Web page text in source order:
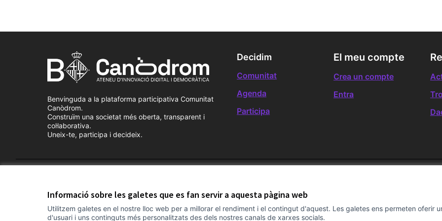
Informació sobre les galetes que es fan servir a aquesta pàgina web
Utilitzem galetes en el nostre lloc web per a millorar el rendiment i el contingut d'aquest. Les galetes ens permeten oferir
d'usuari i uns continguts més personalitzats des dels nostres canals de xarxes socials.
Benvinguda a la plataforma participativa Comunitat
Canòdrom.
Construïm una societat més oberta, transparent i
col·laborativa.
Uneix-te, participa i decideix.
Decidim
Comunitat
Agenda
Participa
El meu compte
Crea un compte
Entra